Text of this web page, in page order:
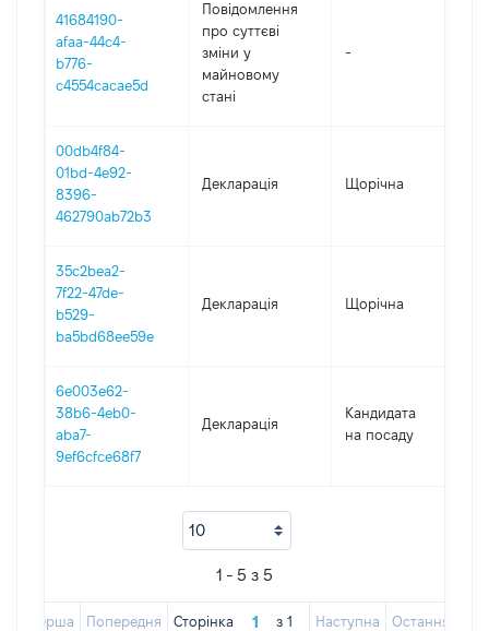
41684190-
afaa-44c4-
b776-
c4554cacae5d
Повідомлення
про суттєві
зміни y
майновому
стані
-
00db4f84-
01bd-4e92-
8396-
462790ab72b3
Декларація Щорічна
35c2bea2-
7f22-47de-
b529-
ba5bd68ee59e
Декларація Щорічна
6e003e62-
38b6-4eb0-
aba7-
9ef6cfce68f7
Декларація
Кандидата
на посаду
1 - 5 з 5
Перша Попередня Сторінка з 1 Наступна Остання